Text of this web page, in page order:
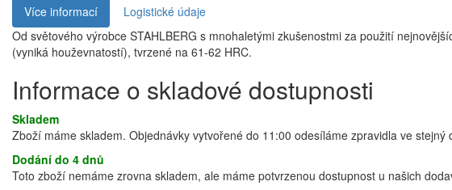
Více informací
Logistické údaje
Od světového výrobce STAHLBERG s mnohaletými zkušenostmi za použití
(vyniká houževnatostí), tvrzené na 61-62 HRC.
Informace o skladové dostupnosti
Skladem
Zboží máme skladem. Objednávky vytvořené do 11:00 odesíláme zpravidla ve
Dodání do 4 dnů
Toto zboží nemáme zrovna skladem, ale máme potvrzenou dostupnost u našich